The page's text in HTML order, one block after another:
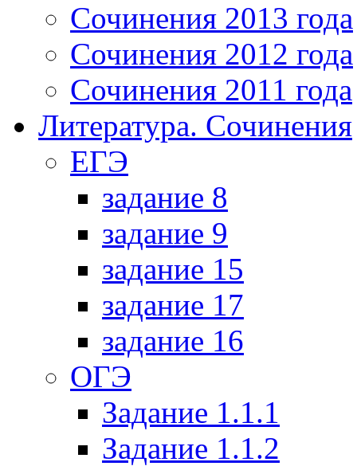
Сочинения 2013 года
Сочинения 2012 года
Сочинения 2011 года
Литература. Сочинения
ЕГЭ
задание 8
задание 9
задание 15
задание 17
задание 16
ОГЭ
Задание 1.1.1
Задание 1.1.2